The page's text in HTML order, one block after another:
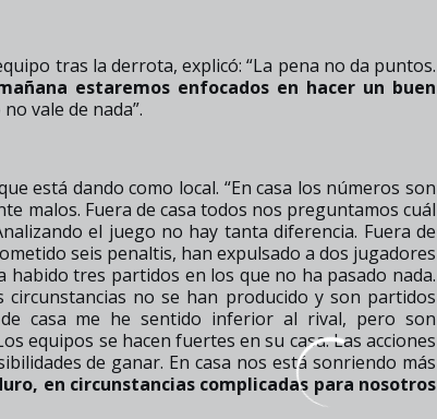
tras la derrota, explicó: “La pena no da puntos.
estaremos enfocados en hacer un buen
vale de nada”.
está dando como local. “En casa los números son
malos. Fuera de casa todos nos preguntamos cuál
el juego no hay tanta diferencia. Fuera de
seis penaltis, han expulsado a dos jugadores
habido tres partidos en los que no ha pasado nada.
circunstancias no se han producido y son partidos
casa me he sentido inferior al rival, pero son
equipos se hacen fuertes en su casa. Las acciones
de ganar. En casa nos está sonriendo más
en circunstancias complicadas para nosotros